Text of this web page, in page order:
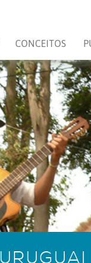
CONCEITOS
URUGUAI